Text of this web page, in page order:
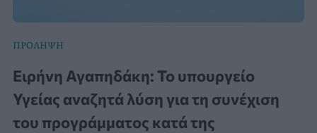
ΠΡΟΛΗΨΗ
Ειρήνη Αγαπηδάκη: Το υπουργείο
Υγείας αναζητά λύση για τη συνέχιση
του προγράμματος κατά της